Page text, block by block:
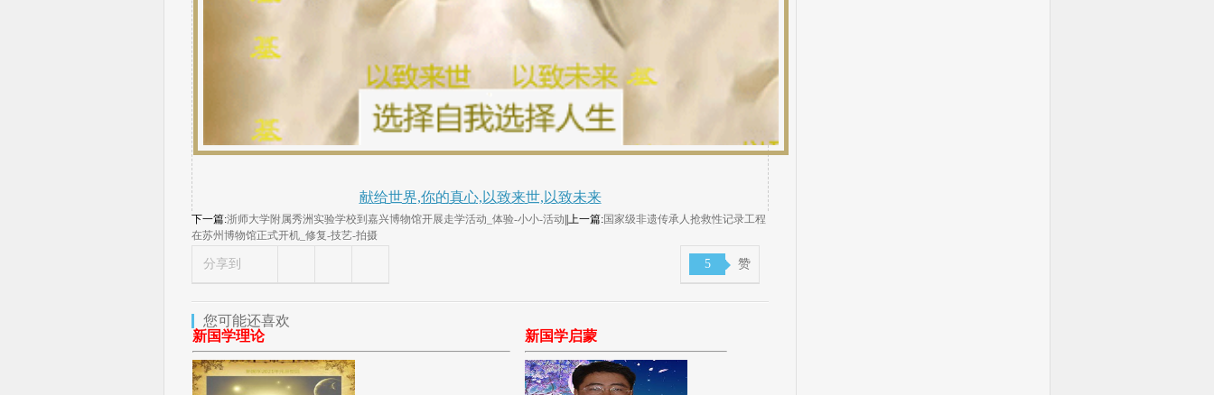
献给世界,你的真心,以致来世,以致未来
下一篇:浙师大学附属秀洲实验学校到嘉兴博物馆开展走学活动_体验-小小-活动 ||上一篇:国家级非遗传承人抢救性记录工程
在苏州博物馆正式开机_修复-技艺-拍摄
分享到 5 赞
您可能还喜欢
新国学理论
新国学启蒙